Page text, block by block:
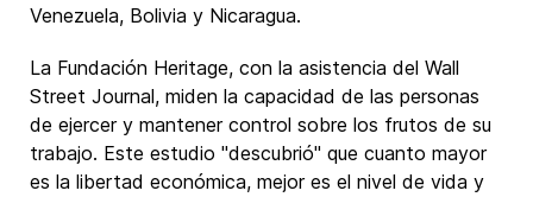
Venezuela, Bolivia y Nicaragua.
La Fundación Heritage, con la asistencia del Wall
Street Journal, miden la capacidad de las personas
de ejercer y mantener control sobre los frutos de su
trabajo. Este estudio "descubrió" que cuanto mayor
es la libertad económica, mejor es el nivel de vida y